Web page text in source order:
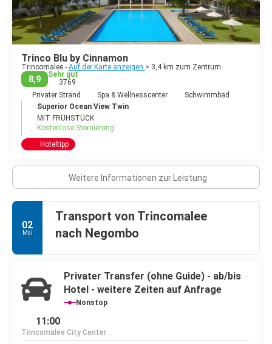
Trinco Blu by Cinnamon
Trincomalee - Auf der Karte anzeigen > 3,4 km zum Zentrum
8,9
Sehr gut
3769
Privater Strand
Spa & Wellnesscenter
Schwimmbad
Superior Ocean View Twin
MIT FRÜHSTÜCK
Kostenlose Stornierung
Hoteltipp
Weitere Informationen zur Leistung
02
Mai
Transport von Trincomalee
nach Negombo
Privater Transfer (ohne Guide) - ab/bis
Hotel - weitere Zeiten auf Anfrage
Nonstop
11:00
Trincomalee City Center